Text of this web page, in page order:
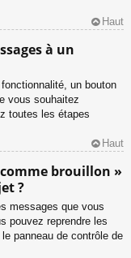
Haut
à un
un bouton
vous souhaitez
toutes les étapes
Haut
brouillon »
?
messages que vous
pouvez reprendre les
panneau de contrôle de